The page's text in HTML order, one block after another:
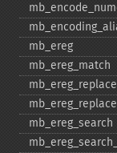
mb_​ereg
mb_​ereg_​match
mb_​ereg_​replace
mb_​ereg_​search